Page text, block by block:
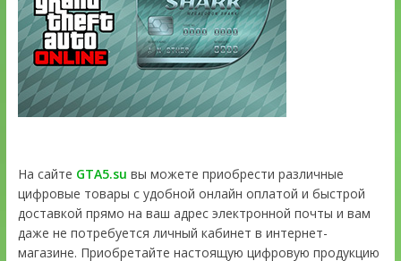
На сайте GTA5.su вы можете приобрести различные
цифровые товары с удобной онлайн оплатой и быстрой
доставкой прямо на ваш адрес электронной почты и вам
даже не потребуется личный кабинет в интернет-
магазине. Приобретайте настоящую цифровую продукцию